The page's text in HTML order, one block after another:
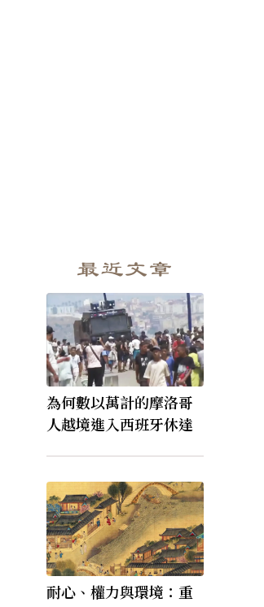
最近文章
為何數以萬計的摩洛哥
人越境進入西班牙休達
耐心、權力與環境：重